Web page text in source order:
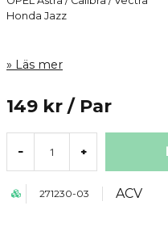
Honda Jazz
Läs mer
149 kr / Par
- +
271230-03 ACV